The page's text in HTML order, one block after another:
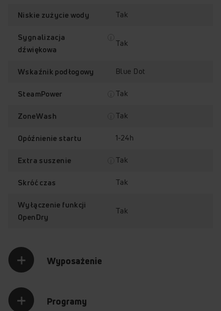
Sterowanie
Amica DIF68C8EMOiE
Niskie zużycie wody Tak
Sygnalizacja
dźwiękowa
Tak
Wskaźnik podłogowy Blue Dot
SteamPower Tak
ZoneWash Tak
Opóźnienie startu 1-24h
Extra suszenie Tak
Skróć czas Tak
Wyłączenie funkcji
OpenDry
Tak
Wyposażenie
Programy